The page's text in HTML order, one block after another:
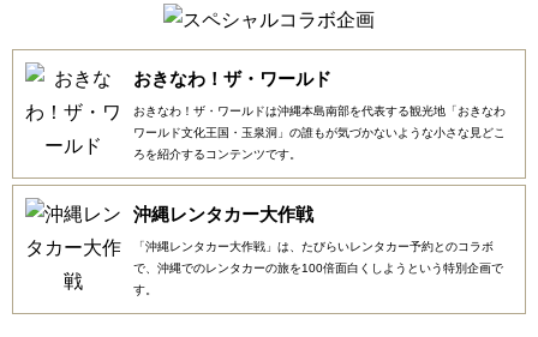
おきなわ！ザ・ワールド
おきなわ！ザ・ワールドは沖縄本島南部を代表する観光地「おきなわ
ワールド文化王国・玉泉洞」の誰もが気づかないような小さな見どこ
ろを紹介するコンテンツです。
沖縄レンタカー大作戦
「沖縄レンタカー大作戦」は、たびらいレンタカー予約とのコラボ
で、沖縄でのレンタカーの旅を100倍面白くしようという特別企画で
す。